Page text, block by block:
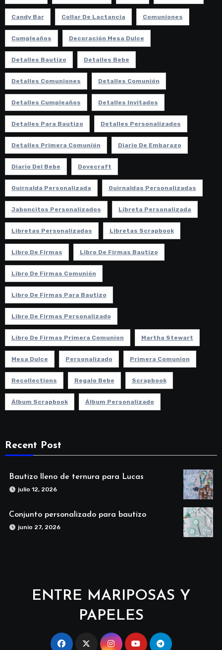
Candy Bar Collar De Lactancia Comuniones
Cumpleaños Decoración Mesa Dulce
Detalles Bautizo Detalles Bebe
Detalles Comuniones Detalles Comunión
Detalles Cumpleaños Detalles Invitados
Detalles Para Bautizo Detalles Personalizados
Detalles Primera Comunión Diario De Embarazo
Diario Del Bebe Dovecraft
Guirnalda Personalizada Guirnaldas Personalizadas
Jaboncitos Personalizados Libreta Personalizada
Libretas Personalizadas Libretas Scrapbook
Libro De Firmas Libro De Firmas Bautizo
Libro De Firmas Comunión
Libro De Firmas Para Bautizo
Libro De Firmas Personalizado
Libro De Firmas Primera Comunion Martha Stewart
Mesa Dulce Personalizado Primera Comunion
Recollections Regalo Bebe Scrapbook
Álbum Scrapbook Álbum Personalizado
Recent Post
Bautizo lleno de ternura para Lucas
julio 12, 2026
Conjunto personalizado para bautizo
junio 27, 2026
ENTRE MARIPOSAS Y
PAPELES